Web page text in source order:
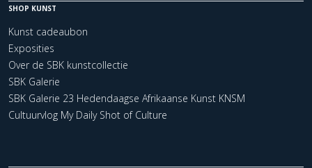
SHOP KUNST
Kunst cadeaubon
Exposities
Over de SBK kunstcollectie
SBK Galerie
SBK Galerie 23 Hedendaagse Afrikaanse Kunst KNSM
Cultuurvlog My Daily Shot of Culture